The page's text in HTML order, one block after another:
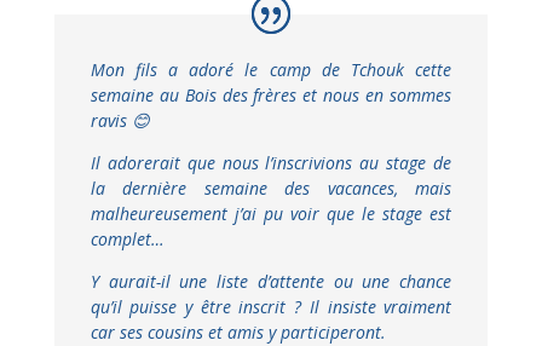
Mon fils a adoré le camp de Tchouk cette
semaine au Bois des frères et nous en sommes
ravis 😊
Il adorerait que nous l’inscrivions au stage de
la dernière semaine des vacances, mais
malheureusement j’ai pu voir que le stage est
complet…
Y aurait-il une liste d’attente ou une chance
qu’il puisse y être inscrit ? Il insiste vraiment
car ses cousins et amis y participeront.